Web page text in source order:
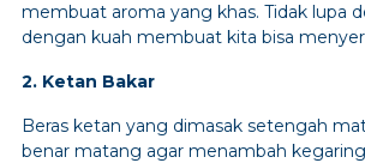
membuat aroma yang khas. Tidak lupa
dengan kuah membuat kita bisa
2. Ketan Bakar
Beras ketan yang dimasak setengah
benar matang agar menambah